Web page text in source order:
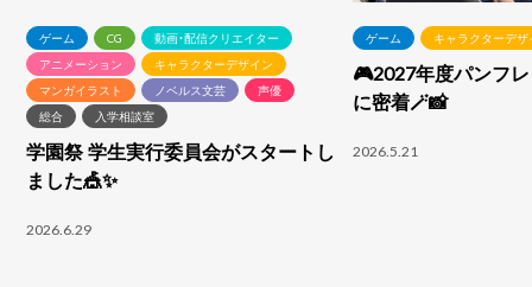
ゲーム CG
動画・配信クリエイター
アニメーション
キャラクターデザイン
マンガイラスト
ノベルス文芸
声優
総合
入学相談室
学園祭 学生実行委員会がスタートし
ました🎪✨
2026.6.29
ゲーム キャラクターデ
🎮2027年度パンフ
に密着🪄📸
2026.5.21